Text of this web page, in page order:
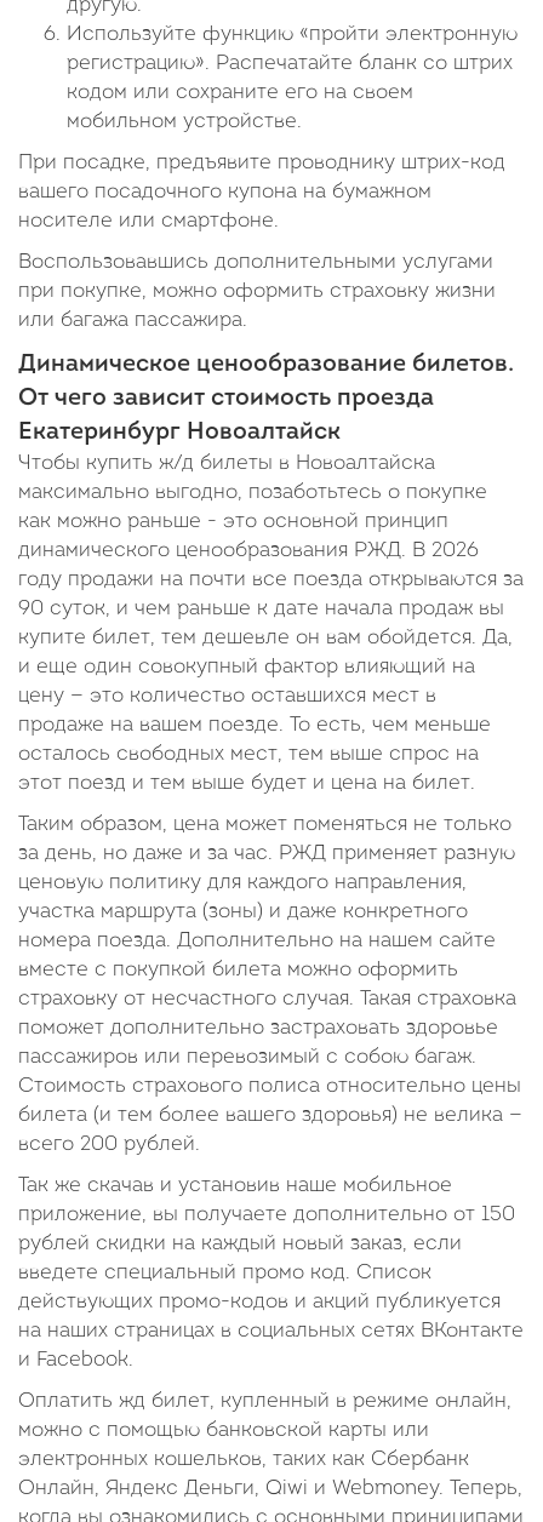
другую.
Используйте функцию «пройти электронную
регистрацию». Распечатайте бланк со штрих
кодом или сохраните его на своем
мобильном устройстве.
При посадке, предъявите проводнику штрих-код
вашего посадочного купона на бумажном
носителе или смартфоне.
Воспользовавшись дополнительными услугами
при покупке, можно оформить страховку жизни
или багажа пассажира.
Динамическое ценообразование билетов.
От чего зависит стоимость проезда
Екатеринбург Новоалтайск
Чтобы купить ж/д билеты в Новоалтайска
максимально выгодно, позаботьтесь о покупке
как можно раньше - это основной принцип
динамического ценообразования РЖД. В 2026
году продажи на почти все поезда открываются за
90 суток, и чем раньше к дате начала продаж вы
купите билет, тем дешевле он вам обойдется. Да,
и еще один совокупный фактор влияющий на
цену — это количество оставшихся мест в
продаже на вашем поезде. То есть, чем меньше
осталось свободных мест, тем выше спрос на
этот поезд и тем выше будет и цена на билет.
Таким образом, цена может поменяться не только
за день, но даже и за час. РЖД применяет разную
ценовую политику для каждого направления,
участка маршрута (зоны) и даже конкретного
номера поезда. Дополнительно на нашем сайте
вместе с покупкой билета можно оформить
страховку от несчастного случая. Такая страховка
поможет дополнительно застраховать здоровье
пассажиров или перевозимый с собою багаж.
Стоимость страхового полиса относительно цены
билета (и тем более вашего здоровья) не велика —
всего 200 рублей.
Так же скачав и установив наше мобильное
приложение, вы получаете дополнительно от 150
рублей скидки на каждый новый заказ, если
введете специальный промо код. Список
действующих промо-кодов и акций публикуется
на наших страницах в социальных сетях ВКонтакте
и Facebook.
Оплатить жд билет, купленный в режиме онлайн,
можно с помощью банковской карты или
электронных кошельков, таких как Сбербанк
Онлайн, Яндекс Деньги, Qiwi и Webmoney. Теперь,
когда вы ознакомились с основными приниципами